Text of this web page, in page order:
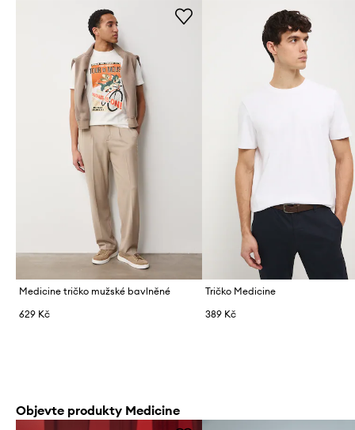
Medicine tričko mužské bavlněné
629 Kč
Tričko Medicine
389 Kč
Objevte produkty Medicine